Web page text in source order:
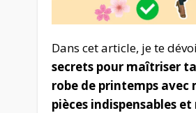
Dans cet article, je te
secrets pour maîtriser
robe de printemps avec
pièces indispensables et